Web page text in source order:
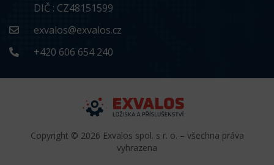
DIČ : CZ48151599
exvalos@exvalos.cz
+420 606 654 240
Copyright © 2026 Exvalos spol. s r. o. – všechna práva
vyhrazena